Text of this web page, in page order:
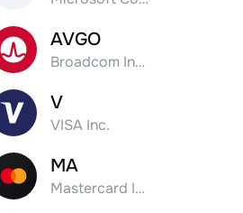
AVGO
Broadcom Inc. Common Stock
V
VISA Inc.
MA
Mastercard Incorporated